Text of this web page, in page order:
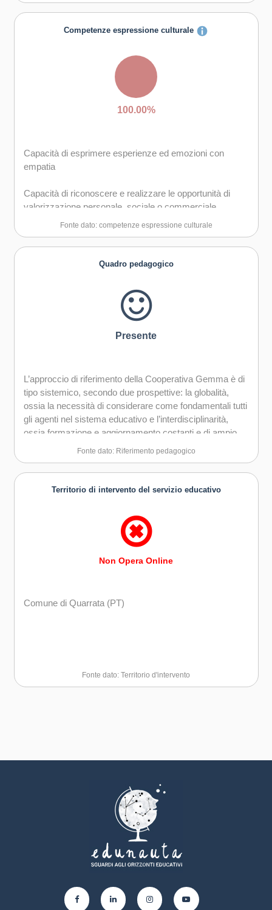
degli obiettivi
Capacità di motivare gli altri e valorizzare le loro idee, di
Competenze espressione culturale
100.00%
Capacità di esprimere esperienze ed emozioni con
empatia
Capacità di riconoscere e realizzare le opportunità di
valorizzazione personale, sociale o commerciale
mediante le arti e le altre forme culturali
Capacità di impegnarsi in processi creativi sia
individualmente che collettivamente
Curiosità nei confronti del mondo, apertura per
immaginare nuove possibilità
Fonte dato: competenze espressione culturale
Quadro pedagogico
Presente
L’approccio di riferimento della Cooperativa Gemma è di
tipo sistemico, secondo due prospettive: la globalità,
ossia la necessità di considerare come fondamentali tutti
gli agenti nel sistema educativo e l’interdisciplinarità,
ossia formazione e aggiornamento costanti e di ampio
Fonte dato: Riferimento pedagogico
Territorio di intervento del servizio educativo
Non Opera Online
Comune di Quarrata (PT)
Fonte dato: Territorio d'intervento